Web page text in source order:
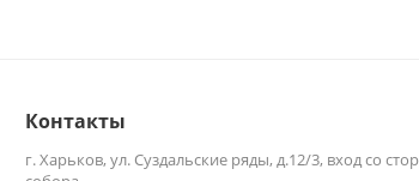
Контакты
г. Харьков, ул. Суздальские ряды, д.12/3, вход со